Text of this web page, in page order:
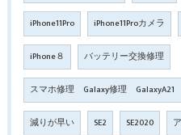
iPhone11Pro iPhone11Proカメラ
iPhone８ バッテリー交換修理
スマホ修理 Galaxy修理
減りが早い SE2 SE2020